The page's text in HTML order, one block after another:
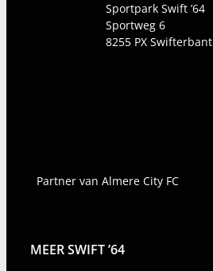
Sportpark Swift ’64
Sportweg 6
8255 PX Swifterbant
Partner van Almere City FC
MEER SWIFT ’64